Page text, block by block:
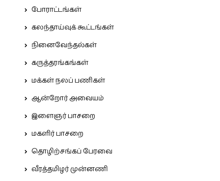
போராட்டங்கள்
கலந்தாய்வுக் கூட்டங்கள்
நினைவேந்தல்கள்
கருத்தரங்கங்கள்
மக்கள் நலப் பணிகள்
ஆன்றோர் அவையம்
இளைஞர் பாசறை
மகளிர் பாசறை
தொழிற்சங்கப் பேரவை
வீரத்தமிழர் முன்னணி